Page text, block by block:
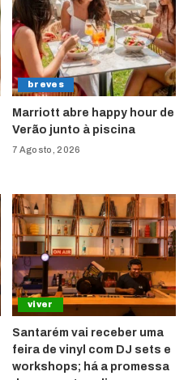
breves
Marriott abre happy hour de
Verão junto à piscina
7 Agosto, 2026
viver
Santarém vai receber uma
feira de vinyl com DJ sets e
workshops; há a promessa